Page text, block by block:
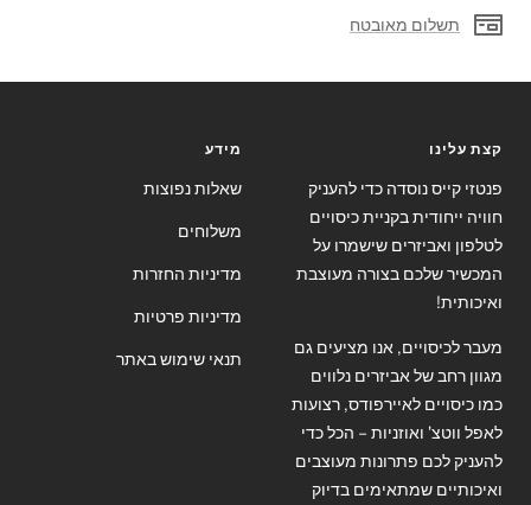
תשלום מאובטח
קצת עלינו
פנטזי קייס נוסדה כדי להעניק
חוויה ייחודית בקניית כיסויים
לטלפון ואביזרים שישמרו על
המכשיר שלכם בצורה מעוצבת
ואיכותית!
מעבר לכיסויים, אנו מציעים גם
מגוון רחב של אביזרים נלווים
כמו כיסויים לאיירפודס, רצועות
לאפל ווטצ' ואוזניות – הכל כדי
להעניק לכם פתרונות מעוצבים
ואיכותיים שמתאימים בדיוק
מידע
שאלות נפוצות
משלוחים
מדיניות החזרות
מדיניות פרטיות
תנאי שימוש באתר